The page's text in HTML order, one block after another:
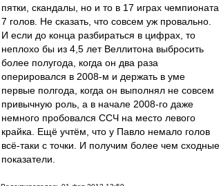
пятки, скандалы, но и то в 17 играх чемпионата
7 голов. Не сказать, что совсем уж провально.
И если до конца разбираться в цифрах, то
неплохо бы из 4,5 лет Веллитона выбросить
более полугода, когда он два раза
оперировался в 2008-м и держать в уме
первые полгода, когда он выполнял не совсем
привычную роль, а в начале 2008-го даже
немного пробовался ССЧ на место левого
крайка. Ещё учтём, что у Павло немало голов
всё-таки с точки. И получим более чем сходные
показатели.